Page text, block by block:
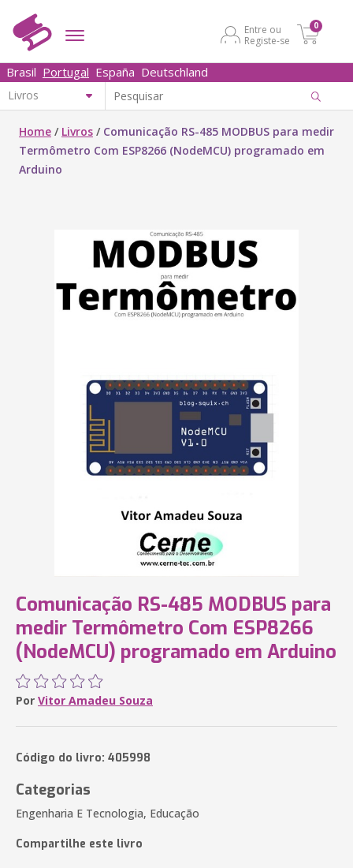
Entre ou
Registe-se
0
Brasil Portugal España Deutschland
Home / Livros / Comunicação RS-485 MODBUS para medir
Termômetro Com ESP8266 (NodeMCU) programado em
Arduino
Comunicação RS-485 MODBUS para
medir Termômetro Com ESP8266
(NodeMCU) programado em Arduino
Por Vitor Amadeu Souza
Código do livro: 405998
Categorias
Engenharia E Tecnologia, Educação
Compartilhe este livro